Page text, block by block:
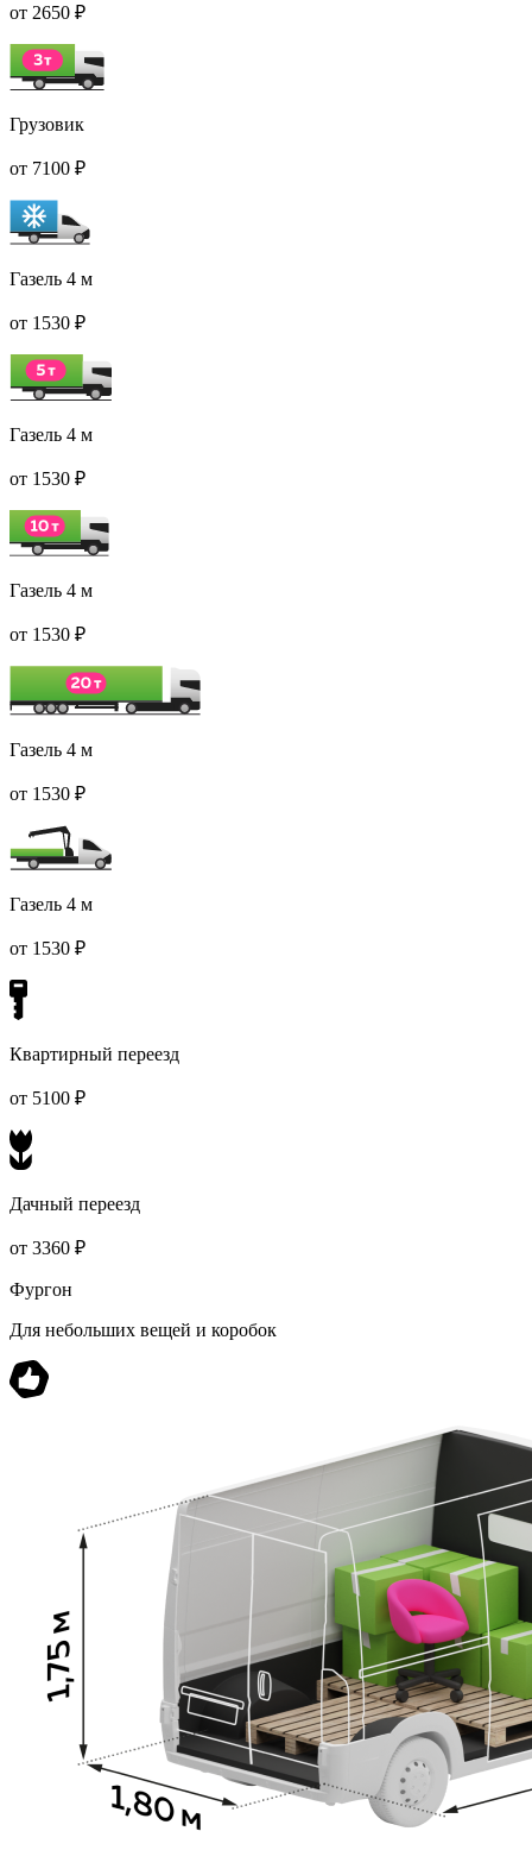
от 2650 ₽
Грузовик
от 7100 ₽
Газель 4 м
от 1530 ₽
Газель 4 м
от 1530 ₽
Газель 4 м
от 1530 ₽
Газель 4 м
от 1530 ₽
Газель 4 м
от 1530 ₽
Квартирный переезд
от 5100 ₽
Дачный переезд
от 3360 ₽
Фургон
Для небольших вещей и коробок